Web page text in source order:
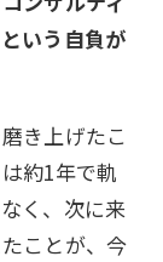
いう自負が
き上げたこ
約1年で軌
く、次に来
ことが、今